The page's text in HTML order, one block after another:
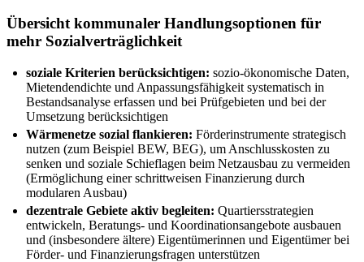
Übersicht kommunaler Handlungsoptionen für
mehr Sozialverträglichkeit
soziale Kriterien berücksichtigen: sozio-ökonomische Daten,
Mietendendichte und Anpassungsfähigkeit systematisch in
Bestandsanalyse erfassen und bei Prüfgebieten und bei der
Umsetzung berücksichtigen
Wärmenetze sozial flankieren: Förderinstrumente strategisch
nutzen (zum Beispiel BEW, BEG), um Anschlusskosten zu
senken und soziale Schieflagen beim Netzausbau zu vermeiden
(Ermöglichung einer schrittweisen Finanzierung durch
modularen Ausbau)
dezentrale Gebiete aktiv begleiten: Quartiersstrategien
entwickeln, Beratungs- und Koordinationsangebote ausbauen
und (insbesondere ältere) Eigentümerinnen und Eigentümer bei
Förder- und Finanzierungsfragen unterstützen